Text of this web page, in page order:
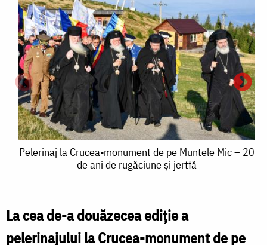
Pelerinaj
monument
de
Pelerinaj la Crucea-monument de pe Muntele Mic – 20
de ani de rugăciune și jertfă
La cea de-a douăzecea ediție a
pelerinajului la Crucea-monument de pe